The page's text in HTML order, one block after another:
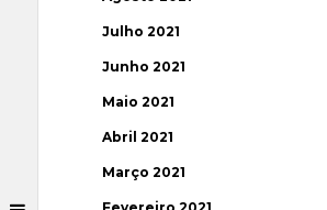
Julho 2021
Junho 2021
Maio 2021
Abril 2021
Março 2021